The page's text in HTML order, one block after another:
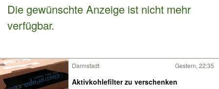
Nachrichten
Die gewünschte Anzeige ist nicht mehr
verfügbar.
Darmstadt Gestern, 22:35
Aktivkohlefilter zu verschenken